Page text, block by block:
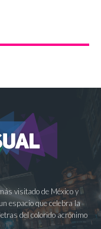
visitado de México y
espacio que celebra la
del colorido acrónimo